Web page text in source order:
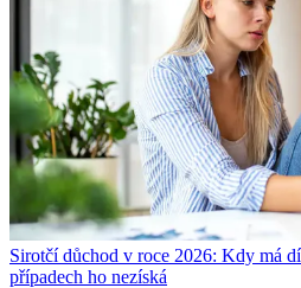
Sirotčí důchod v roce 2026: Kdy má
případech ho nezíská